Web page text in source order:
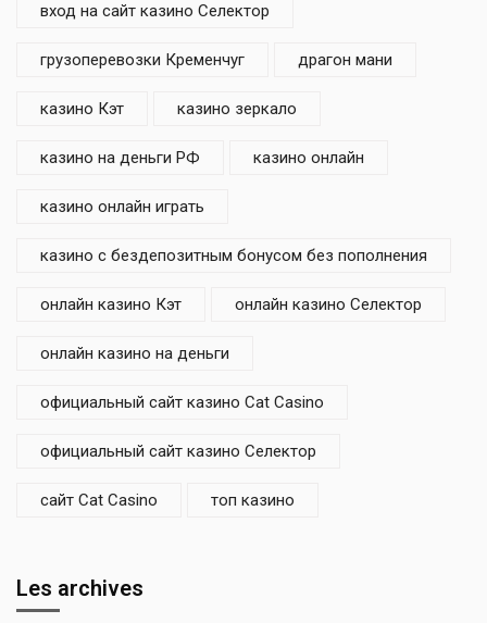
вход на сайт казино Селектор
грузоперевозки Кременчуг драгон мани
казино Кэт казино зеркало
казино на деньги РФ казино онлайн
казино онлайн играть
казино с бездепозитным бонусом без пополнения
онлайн казино Кэт онлайн казино Селектор
онлайн казино на деньги
официальный сайт казино Cat Casino
официальный сайт казино Селектор
сайт Cat Casino топ казино
Les archives